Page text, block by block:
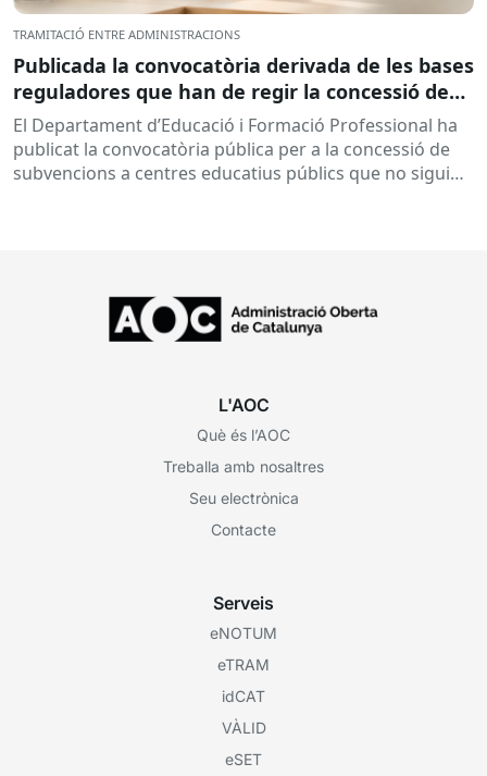
TRAMITACIÓ ENTRE ADMINISTRACIONS
Publicada la convocatòria derivada de les bases
reguladores que han de regir la concessió de
subvencions a centres educatius, per al
desenvolupament de programes de formació i
inserció, durant el curs 2026-2027
El Departament d’Educació i Formació Professional ha
publicat la convocatòria pública per a la concessió de
subvencions a centres educatius públics que no siguin
L'AOC
Què és l’AOC
Treballa amb nosaltres
Seu electrònica
Contacte
Serveis
eNOTUM
eTRAM
idCAT
VÀLID
eSET